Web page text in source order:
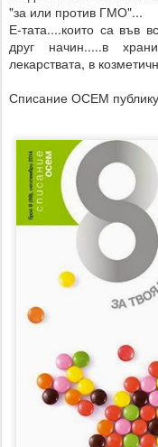
"за или против ГМО"...
Е-тата....които са във
друг начин.....в
лекарствата, в
Списание ОСЕМ